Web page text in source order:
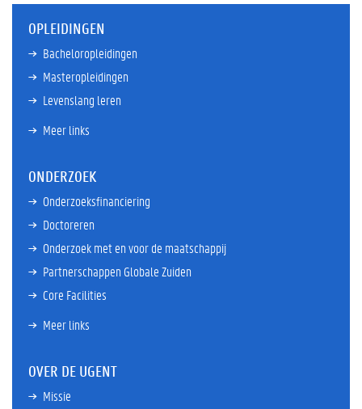
OPLEIDINGEN
Bacheloropleidingen
Masteropleidingen
Levenslang leren
Meer links
ONDERZOEK
Onderzoeksfinanciering
Doctoreren
Onderzoek met en voor de maatschappij
Partnerschappen Globale Zuiden
Core Facilities
Meer links
OVER DE UGENT
Missie